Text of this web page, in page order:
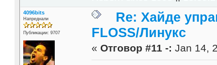
4096bits
Напреднали
Публикации: 9707
Re: Хайде
FLOSS/Линукс
« Отговор #11 -: Jan 14,